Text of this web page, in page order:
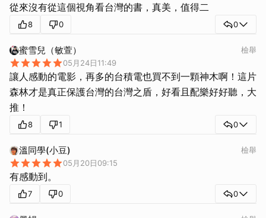
從來沒有從這個視角看台灣的書，真美，值得二
8 0 0
蜜雪兒（敏萱）
05月24日11:49
檢舉
讓人感動的電影，再多的台積電也買不到一顆神木啊！這片
森林才是真正保護台灣的台灣之盾，好看且配樂好好聽，大
推！
8 1 0
溫同學(小豆)
05月20日09:15
檢舉
有感動到。
7 0 0